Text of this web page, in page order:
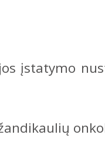
įstatymo